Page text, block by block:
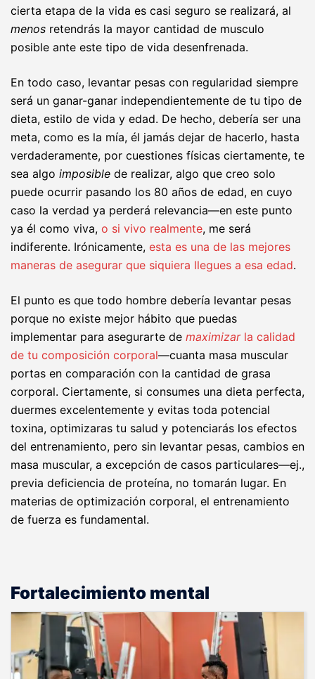
cierta etapa de la vida es casi seguro se realizará, al
menos retendrás la mayor cantidad de musculo
posible ante este tipo de vida desenfrenada.
En todo caso, levantar pesas con regularidad siempre
será un ganar-ganar independientemente de tu tipo de
dieta, estilo de vida y edad. De hecho, debería ser una
meta, como es la mía, él jamás dejar de hacerlo, hasta
verdaderamente, por cuestiones físicas ciertamente, te
sea algo imposible de realizar, algo que creo solo
puede ocurrir pasando los 80 años de edad, en cuyo
caso la verdad ya perderá relevancia—en este punto
ya él como viva, o si vivo realmente, me será
indiferente. Irónicamente, esta es una de las mejores
maneras de asegurar que siquiera llegues a esa edad.
El punto es que todo hombre debería levantar pesas
porque no existe mejor hábito que puedas
implementar para asegurarte de maximizarla calidad
de tu composición corporal—cuanta masa muscular
portas en comparación con la cantidad de grasa
corporal. Ciertamente, si consumes una dieta perfecta,
duermes excelentemente y evitas toda potencial
toxina, optimizaras tu salud y potenciarás los efectos
del entrenamiento, pero sin levantar pesas, cambios en
masa muscular, a excepción de casos particulares—ej.,
previa deficiencia de proteína, no tomarán lugar. En
materias de optimización corporal, el entrenamiento
de fuerza es fundamental.
Fortalecimiento mental